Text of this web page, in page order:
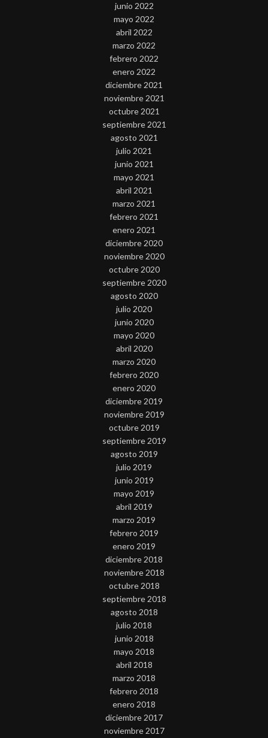
junio 2022
mayo 2022
abril 2022
marzo 2022
febrero 2022
enero 2022
diciembre 2021
noviembre 2021
octubre 2021
septiembre 2021
agosto 2021
julio 2021
junio 2021
mayo 2021
abril 2021
marzo 2021
febrero 2021
enero 2021
diciembre 2020
noviembre 2020
octubre 2020
septiembre 2020
agosto 2020
julio 2020
junio 2020
mayo 2020
abril 2020
marzo 2020
febrero 2020
enero 2020
diciembre 2019
noviembre 2019
octubre 2019
septiembre 2019
agosto 2019
julio 2019
junio 2019
mayo 2019
abril 2019
marzo 2019
febrero 2019
enero 2019
diciembre 2018
noviembre 2018
octubre 2018
septiembre 2018
agosto 2018
julio 2018
junio 2018
mayo 2018
abril 2018
marzo 2018
febrero 2018
enero 2018
diciembre 2017
noviembre 2017